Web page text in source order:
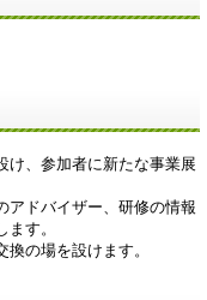
、参加者に新たな事業展
ドバイザー、研修の情報
す。
の場を設けます。